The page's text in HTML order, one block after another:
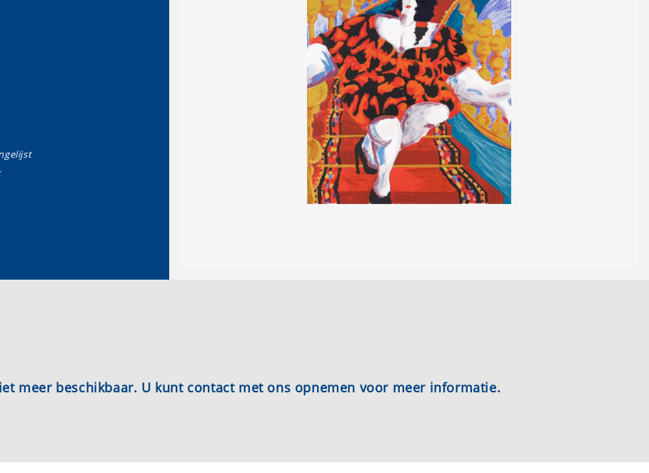
meer beschikbaar. U kunt contact met ons opnemen voor meer informatie.